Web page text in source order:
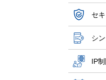
セ
シ
IP